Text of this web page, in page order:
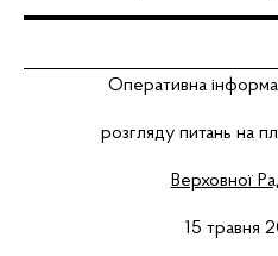
Оперативна
розгляду питань на
Верховної
15 травня